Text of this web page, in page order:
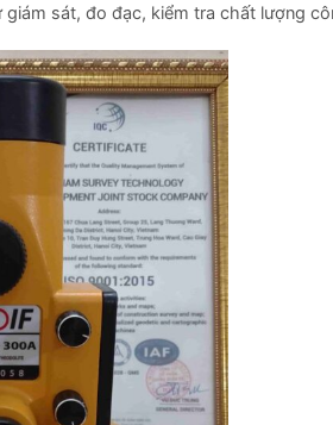
sát, đo đạc, kiểm tra chất lượng